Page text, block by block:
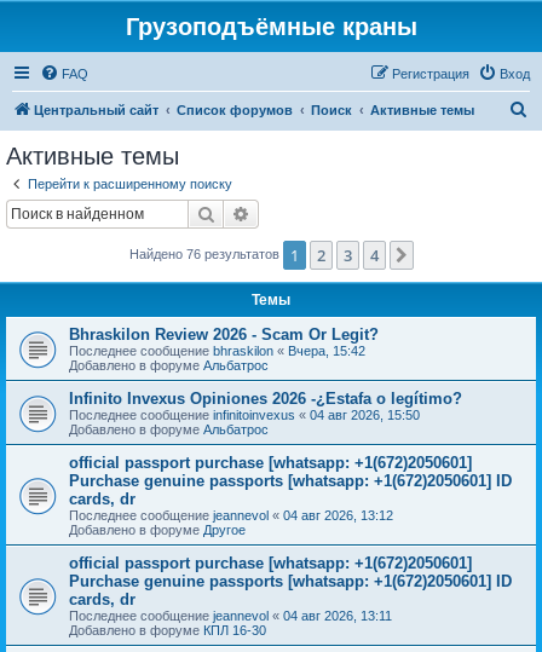
Грузоподъёмные краны
FAQ Вход
Регистрация
Центральный сайт Список форумов Поиск Активные темы
Активные темы
Перейти к расширенному поиску
Поиск
Найдено 76 результатов 1 2 3 4
Темы
Bhraskilon Review 2026 - Scam Or Legit?
Последнее сообщение bhraskilon « Вчера, 15:42
Добавлено в форуме Альбатрос
Infinito Invexus Opiniones 2026 -¿Estafa o legítimo?
Последнее сообщение infinitoinvexus « 04 авг 2026, 15:50
Добавлено в форуме Альбатрос
official passport purchase [whatsapp: +1(672)2050601]
Purchase genuine passports [whatsapp: +1(672)2050601] ID
cards, dr
Последнее сообщение jeannevol « 04 авг 2026, 13:12
Добавлено в форуме Другое
official passport purchase [whatsapp: +1(672)2050601]
Purchase genuine passports [whatsapp: +1(672)2050601] ID
cards, dr
Последнее сообщение jeannevol « 04 авг 2026, 13:11
Добавлено в форуме КПЛ 16-30